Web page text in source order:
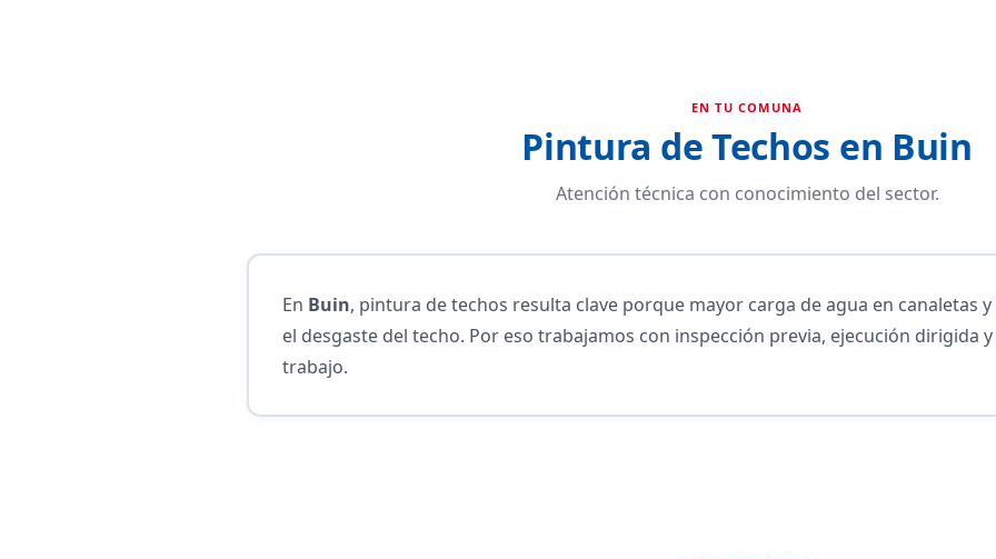
EN TU COMUNA
Pintura de Techos en Buin
Atención técnica con conocimiento del sector.
En Buin, pintura de techos resulta clave porque mayor carga de agua en canaletas
el desgaste del techo. Por eso trabajamos con inspección previa, ejecución dirigida
trabajo.